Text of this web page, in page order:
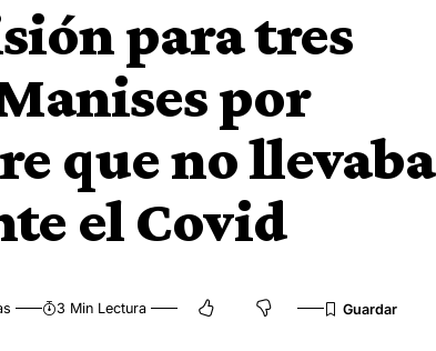
para tres
por
que no llevaba
el Covid
3 Min Lectura